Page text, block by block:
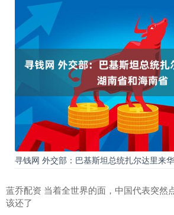
寻钱网 外交部：巴基斯坦总统扎尔达里来
蓝乔配资 当着全世界的面，中国代表突然
该还了